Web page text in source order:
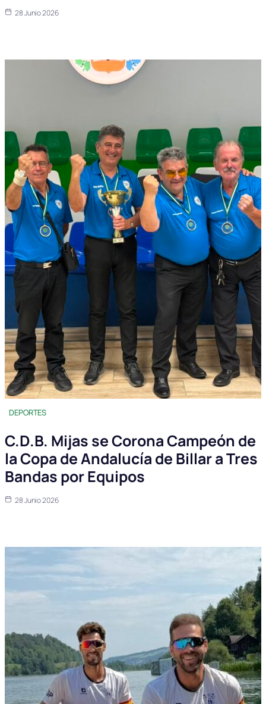
28 Junio 2026
DEPORTES
C.D.B. Mijas se Corona Campeón de
la Copa de Andalucía de Billar a Tres
Bandas por Equipos
28 Junio 2026